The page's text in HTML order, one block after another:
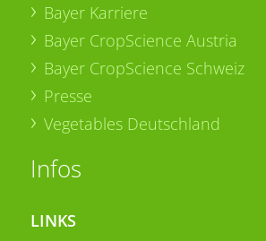
Bayer Karriere
Bayer CropScience Austria
Bayer CropScience Schweiz
Presse
Vegetables Deutschland
Infos
LINKS